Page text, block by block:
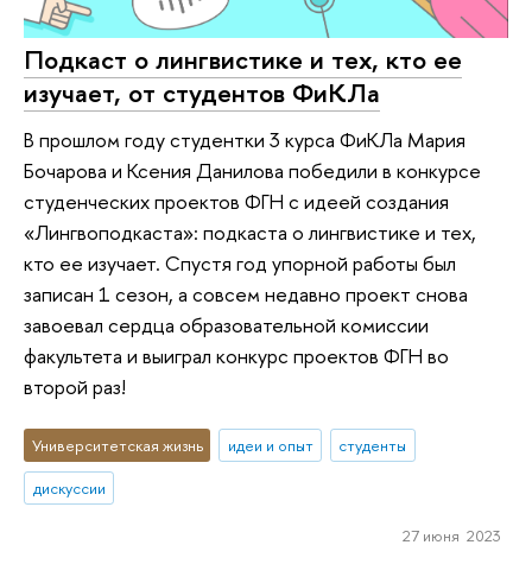
Подкаст о лингвистике и тех, кто ее
изучает, от студентов ФиКЛа
В прошлом году студентки 3 курса ФиКЛа Мария
Бочарова и Ксения Данилова победили в конкурсе
студенческих проектов ФГН с идеей создания
«Лингвоподкаста»: подкаста о лингвистике и тех,
кто ее изучает. Спустя год упорной работы был
записан 1 сезон, а совсем недавно проект снова
завоевал сердца образовательной комиссии
факультета и выиграл конкурс проектов ФГН во
второй раз!
Университетская жизнь идеи и опыт
студенты
дискуссии
27 июня 2023